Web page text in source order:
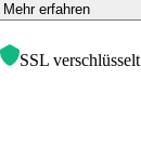
Mehr erfahren
SSL verschlüsselt